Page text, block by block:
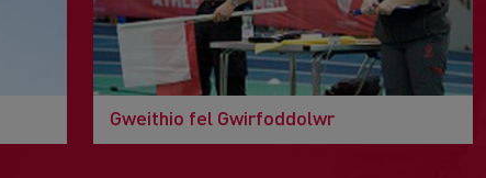
Gweithio fel Gwirfoddolwr